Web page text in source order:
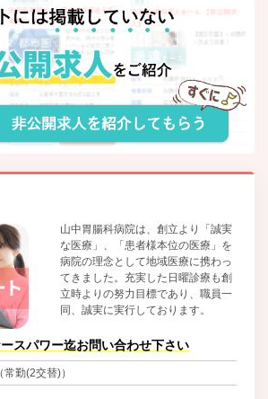
山中胃腸科病院は、創立より「誠実
な医療」、「患者様本位の医療」を
病院の理念として地域医療に携わっ
てきました。充実した日曜診療も創
立時よりの努力目標であり、職員一
同、誠実に実行しております。
スパワー迄お問い合わせ下さい
勤(2交替)）